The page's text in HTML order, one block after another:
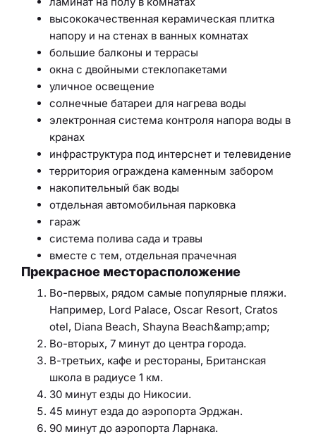
высококачественная керамическая плитка
напору и на стенах в ванных комнатах
большие балконы и террасы
окна с двойными стеклопакетами
уличное освещение
солнечные батареи для нагрева воды
электронная система контроля напора воды в
кранах
инфраструктура под интерснет и телевидение
территория ограждена каменным забором
накопительный бак воды
отдельная автомобильная парковка
гараж
система полива сада и травы
вместе с тем, отдельная прачечная
Прекрасное месторасположение
Во-первых, рядом самые популярные пляжи.
Например, Lord Palace, Oscar Resort, Cratos
otel, Diana Beach, Shayna Beach&amp;amp;
Во-вторых, 7 минут до центра города.
В-третьих, кафе и рестораны, Британская
школа в радиусе 1 км.
30 минут езды до Никосии.
45 минут езда до аэропорта Эрджан.
90 минут до аэропорта Ларнака.